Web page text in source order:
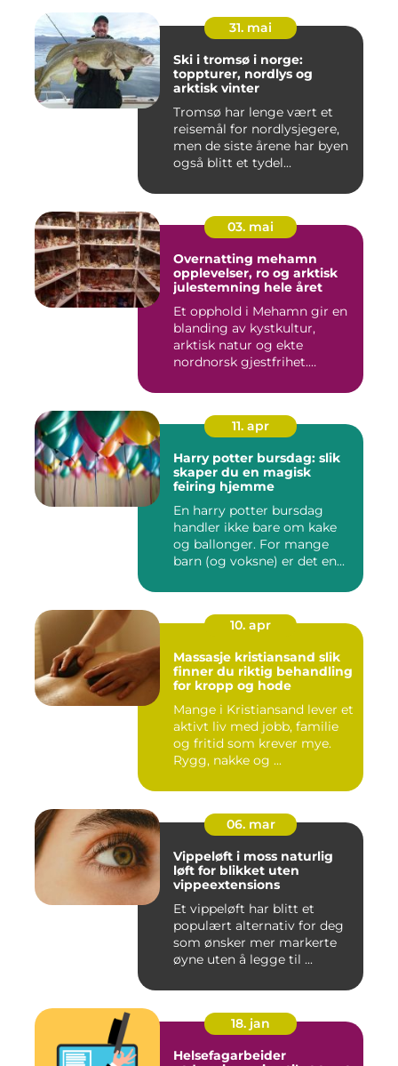
31. mai
Ski i tromsø i norge:
toppturer, nordlys og
arktisk vinter
Tromsø har lenge vært et
reisemål for nordlysjegere,
men de siste årene har byen
også blitt et tydel...
03. mai
Overnatting mehamn
opplevelser, ro og arktisk
julestemning hele året
Et opphold i Mehamn gir en
blanding av kystkultur,
arktisk natur og ekte
nordnorsk gjestfrihet.
11. apr
Harry potter bursdag: slik
skaper du en magisk
feiring hjemme
En harry potter bursdag
handler ikke bare om kake
og ballonger. For mange
barn (og voksne) er det en...
10. apr
Massasje kristiansand slik
finner du riktig behandling
for kropp og hode
Mange i Kristiansand lever et
aktivt liv med jobb, familie
og fritid som krever mye.
Rygg, nakke og ...
06. mar
Vippeløft i moss naturlig
løft for blikket uten
vippeextensions
Et vippeløft har blitt et
populært alternativ for deg
som ønsker mer markerte
øyne uten å legge til ...
18. jan
Helsefagarbeider